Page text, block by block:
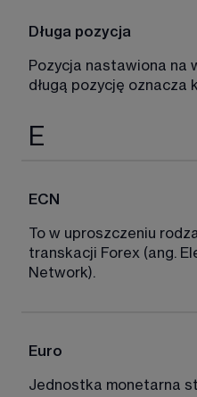
Długa pozycja
Pozycja nastawiona na
długą pozycję oznacza
E
ECN
To w uproszczeniu
transkacji Forex (ang.
Network).
Euro
Jednostka monetarna